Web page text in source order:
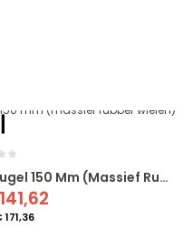
Platenroller 4175 Met Duwbeugel 150 Mm (massief Rubber Wielen)
171,36